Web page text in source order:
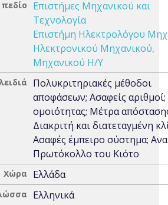
Επιστήμες Μηχανικού και
Τεχνολογία
Επιστήμη Ηλεκτρολόγου
Ηλεκτρονικού Μηχανικού,
Μηχανικού Η/Υ
Πολυκριτηριακές μέθοδοι
αποφάσεων; Ασαφείς
ομοιότητας; Μέτρα
Διακριτή και διατεταγμένη
Ασαφές έμπειρο σύστημα;
Πρωτόκολλο του Κιότο
Χώρα Ελλάδα
Ελληνικά